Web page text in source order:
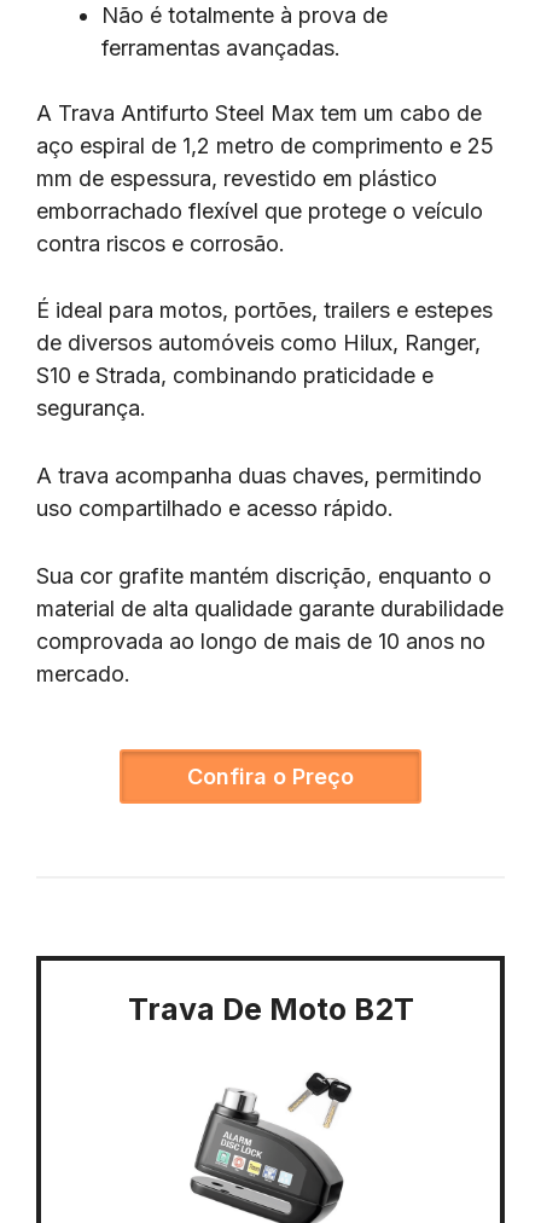
Não é totalmente à prova de
ferramentas avançadas.
A Trava Antifurto Steel Max tem um cabo de
aço espiral de 1,2 metro de comprimento e 25
mm de espessura, revestido em plástico
emborrachado flexível que protege o veículo
contra riscos e corrosão.
É ideal para motos, portões, trailers e estepes
de diversos automóveis como Hilux, Ranger,
S10 e Strada, combinando praticidade e
segurança.
A trava acompanha duas chaves, permitindo
uso compartilhado e acesso rápido.
Sua cor grafite mantém discrição, enquanto o
material de alta qualidade garante durabilidade
comprovada ao longo de mais de 10 anos no
mercado.
Confira o Preço
Trava De Moto B2T